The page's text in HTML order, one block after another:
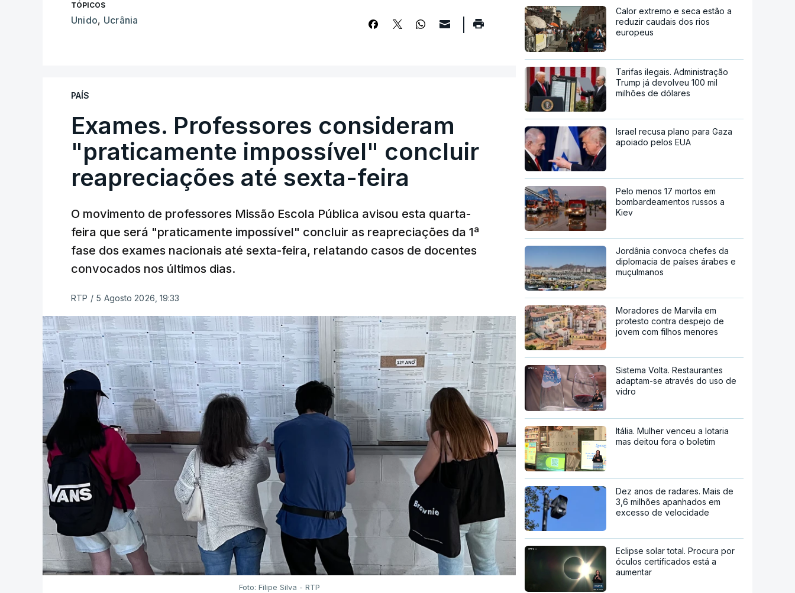
TÓPICOS
Unido, Ucrânia
PAÍS
Exames. Professores consideram
"praticamente impossível" concluir
reapreciações até sexta-feira
O movimento de professores Missão Escola Pública avisou esta quarta-
feira que será "praticamente impossível" concluir as reapreciações da 1ª
fase dos exames nacionais até sexta-feira, relatando casos de docentes
convocados nos últimos dias.
RTP / 5 Agosto 2026, 19:33
Foto: Filipe Silva - RTP
Calor extremo e seca estão a
reduzir caudais dos rios
europeus
Tarifas ilegais. Administração
Trump já devolveu 100 mil
milhões de dólares
Israel recusa plano para Gaza
apoiado pelos EUA
Pelo menos 17 mortos em
bombardeamentos russos a
Kiev
Jordânia convoca chefes da
diplomacia de países árabes e
muçulmanos
Moradores de Marvila em
protesto contra despejo de
jovem com filhos menores
Sistema Volta. Restaurantes
adaptam-se através do uso de
vidro
Itália. Mulher venceu a lotaria
mas deitou fora o boletim
Dez anos de radares. Mais de
3,6 milhões apanhados em
excesso de velocidade
Eclipse solar total. Procura por
óculos certificados está a
aumentar